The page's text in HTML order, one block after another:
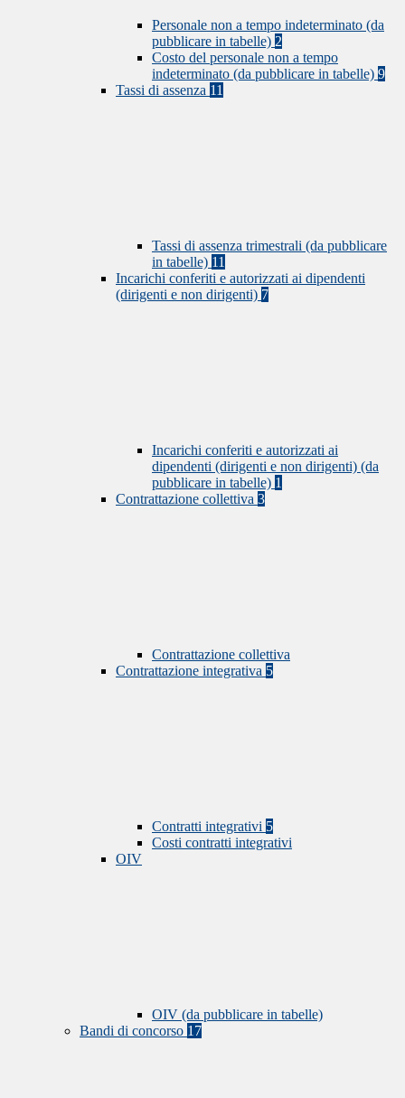
Personale non a tempo indeterminato (da
pubblicare in tabelle) 2
Costo del personale non a tempo
indeterminato (da pubblicare in tabelle) 9
Tassi di assenza 11
Tassi di assenza trimestrali (da pubblicare
in tabelle) 11
Incarichi conferiti e autorizzati ai dipendenti
(dirigenti e non dirigenti) 7
Incarichi conferiti e autorizzati ai
dipendenti (dirigenti e non dirigenti) (da
pubblicare in tabelle) 1
Contrattazione collettiva 3
Contrattazione collettiva
Contrattazione integrativa 5
Contratti integrativi 5
Costi contratti integrativi
OIV
OIV (da pubblicare in tabelle)
Bandi di concorso 17